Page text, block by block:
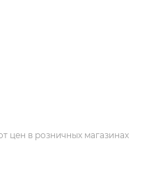
цен в розничных магазинах